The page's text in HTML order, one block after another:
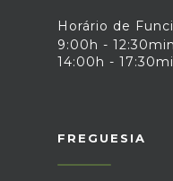
Horário de
9:00h - 12:30min
14:00h -
FREGUESIA